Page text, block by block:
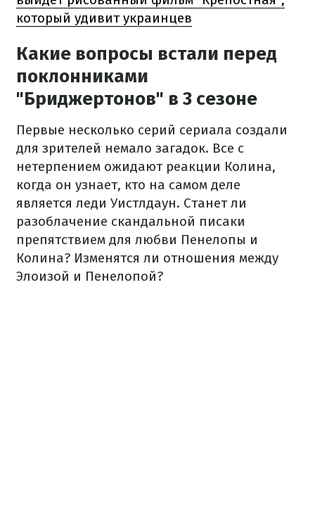
который удивит украинцев
Какие вопросы встали перед
поклонниками
"Бриджертонов" в 3 сезоне
Первые несколько серий сериала создали
для зрителей немало загадок. Все с
нетерпением ожидают реакции Колина,
когда он узнает, кто на самом деле
является леди Уистлдаун. Станет ли
разоблачение скандальной писаки
препятствием для любви Пенелопы и
Колина? Изменятся ли отношения между
Элоизой и Пенелопой?